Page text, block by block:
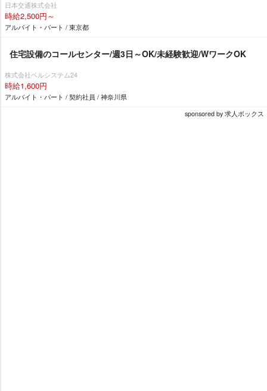
日本交通株式会社
時給2,500円～
アルバイト・パート / 東京都
住宅設備のコールセンター/週3日～OK/未経験歓迎/WワークOK
株式会社ベルシステム24
時給1,600円
アルバイト・パート / 契約社員 / 神奈川県
sponsored by 求人ボックス